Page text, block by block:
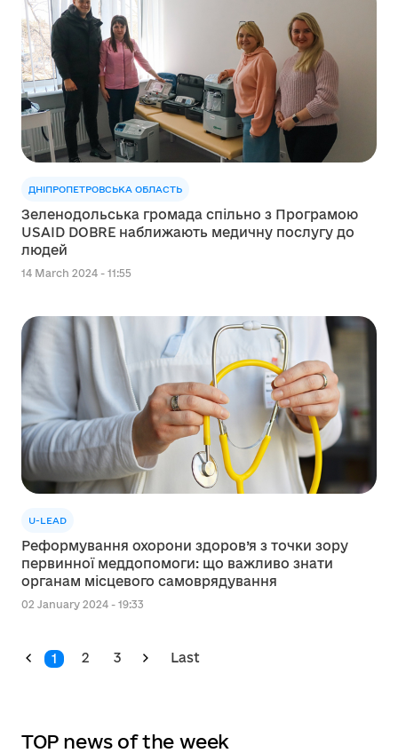
ДНІПРОПЕТРОВСЬКА ОБЛАСТЬ
Зеленодольська громада спільно з Програмою
USAID DOBRE наближають медичну послугу до
людей
14 March 2024 - 11:55
U-LEAD
Реформування охорони здоров’я з точки зору
первинної меддопомоги: що важливо знати
органам місцевого самоврядування
02 January 2024 - 19:33
1 2 3 Last
TOP news of the week